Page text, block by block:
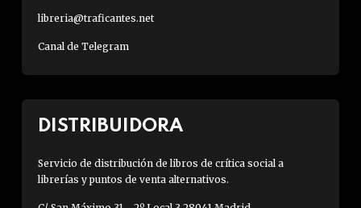
libreria@traficantes.net
Canal de Telegram
DISTRIBUIDORA
Servicio de distribución de libros de crítica social a
librerías y puntos de venta alternativos.